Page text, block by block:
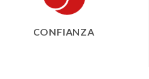
CONFIANZA